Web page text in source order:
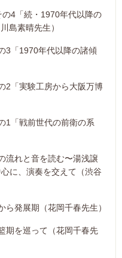
4「続・1970年代以降の
島素晴先生）
3「1970年代以降の諸傾
2「実験工房から大阪万博
1「戦前世代の前衛の系
流れと音を読む〜湯浅譲
に、演奏を交えて（渋谷
発展期（花岡千春先生）
期を巡って（花岡千春先